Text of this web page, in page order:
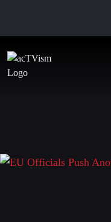
EU Officials Push